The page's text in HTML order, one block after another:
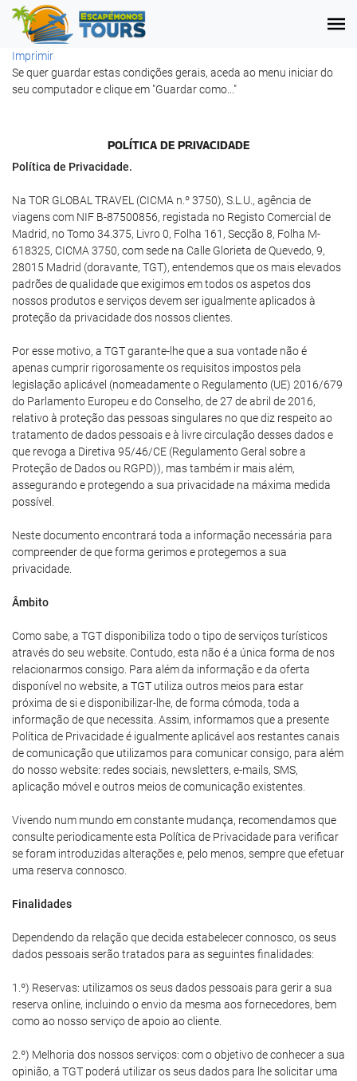
Imprimir
Se quer guardar estas condições gerais, aceda ao menu iniciar do
seu computador e clique em "Guardar como..."
POLÍ­TICA DE PRIVACIDADE
Política de Privacidade.
Na TOR GLOBAL TRAVEL (CICMA n.º 3750), S.L.U., agência de
viagens com NIF B-87500856, registada no Registo Comercial de
Madrid, no Tomo 34.375, Livro 0, Folha 161, Secção 8, Folha M-
618325, CICMA 3750, com sede na Calle Glorieta de Quevedo, 9,
28015 Madrid (doravante, TGT), entendemos que os mais elevados
padrões de qualidade que exigimos em todos os aspetos dos
nossos produtos e serviços devem ser igualmente aplicados à
proteção da privacidade dos nossos clientes.
Por esse motivo, a TGT garante-lhe que a sua vontade não é
apenas cumprir rigorosamente os requisitos impostos pela
legislação aplicável (nomeadamente o Regulamento (UE) 2016/679
do Parlamento Europeu e do Conselho, de 27 de abril de 2016,
relativo à proteção das pessoas singulares no que diz respeito ao
tratamento de dados pessoais e à livre circulação desses dados e
que revoga a Diretiva 95/46/CE (Regulamento Geral sobre a
Proteção de Dados ou RGPD)), mas também ir mais além,
assegurando e protegendo a sua privacidade na máxima medida
possível.
Neste documento encontrará toda a informação necessária para
compreender de que forma gerimos e protegemos a sua
privacidade.
Âmbito
Como sabe, a TGT disponibiliza todo o tipo de serviços turísticos
através do seu website. Contudo, esta não é a única forma de nos
relacionarmos consigo. Para além da informação e da oferta
disponível no website, a TGT utiliza outros meios para estar
próxima de si e disponibilizar-lhe, de forma cómoda, toda a
informação de que necessita. Assim, informamos que a presente
Política de Privacidade é igualmente aplicável aos restantes canais
de comunicação que utilizamos para comunicar consigo, para além
do nosso website: redes sociais, newsletters, e-mails, SMS,
aplicação móvel e outros meios de comunicação existentes.
Vivendo num mundo em constante mudança, recomendamos que
consulte periodicamente esta Política de Privacidade para verificar
se foram introduzidas alterações e, pelo menos, sempre que efetuar
uma reserva connosco.
Finalidades
Dependendo da relação que decida estabelecer connosco, os seus
dados pessoais serão tratados para as seguintes finalidades:
1.º) Reservas: utilizamos os seus dados pessoais para gerir a sua
reserva online, incluindo o envio da mesma aos fornecedores, bem
como ao nosso serviço de apoio ao cliente.
2.º) Melhoria dos nossos serviços: com o objetivo de conhecer a sua
opinião, a TGT poderá utilizar os seus dados para lhe solicitar uma